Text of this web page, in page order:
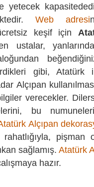
yetecek
Web adresi
keşif için
ustalar,
gibi, Atatürk
Alçıpan
verecekler.
bu
Alçıpan
pişman
sağlamış. Atatürk
hazır.